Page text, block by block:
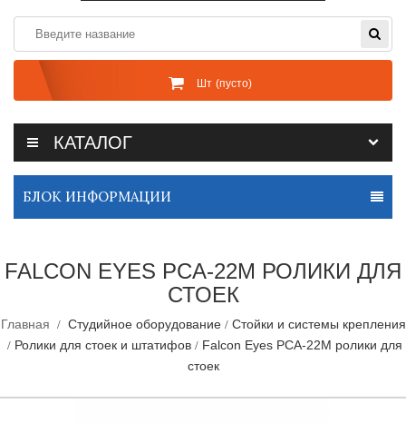
Шт (пусто)
КАТАЛОГ
БЛОК ИНФОРМАЦИИ
FALCON EYES PCA-22M РОЛИКИ ДЛЯ
СТОЕК
Главная Студийное оборудование
Стойки и системы крепления
Ролики для стоек и штатифов
Falcon Eyes PCA-22M ролики для
стоек